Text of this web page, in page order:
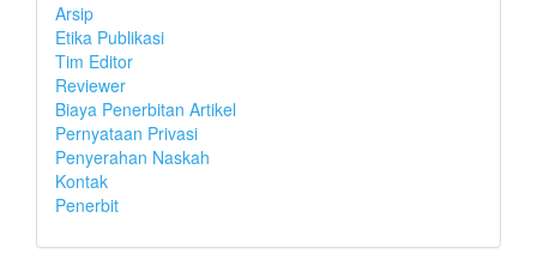
Arsip
Etika Publikasi
Tim Editor
Reviewer
Biaya Penerbitan Artikel
Pernyataan Privasi
Penyerahan Naskah
Kontak
Penerbit